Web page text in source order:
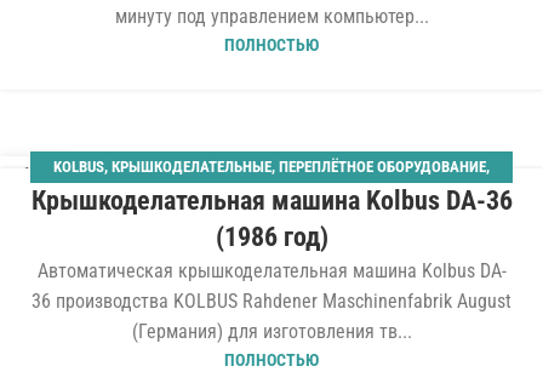
минуту под управлением компьютер...
ПОЛНОСТЬЮ
19
МАР
KOLBUS, КРЫШКОДЕЛАТЕЛЬНЫЕ, ПЕРЕПЛЁТНОЕ ОБОРУДОВАНИЕ,
ТВЁРДЫЙ ПЕРЕПЛЁТ
Крышкоделательная машина Kolbus DA-36
(1986 год)
Автоматическая крышкоделательная машина Kolbus DA-
36 производства KOLBUS Rahdener Maschinenfabrik August
(Германия) для изготовления тв...
ПОЛНОСТЬЮ